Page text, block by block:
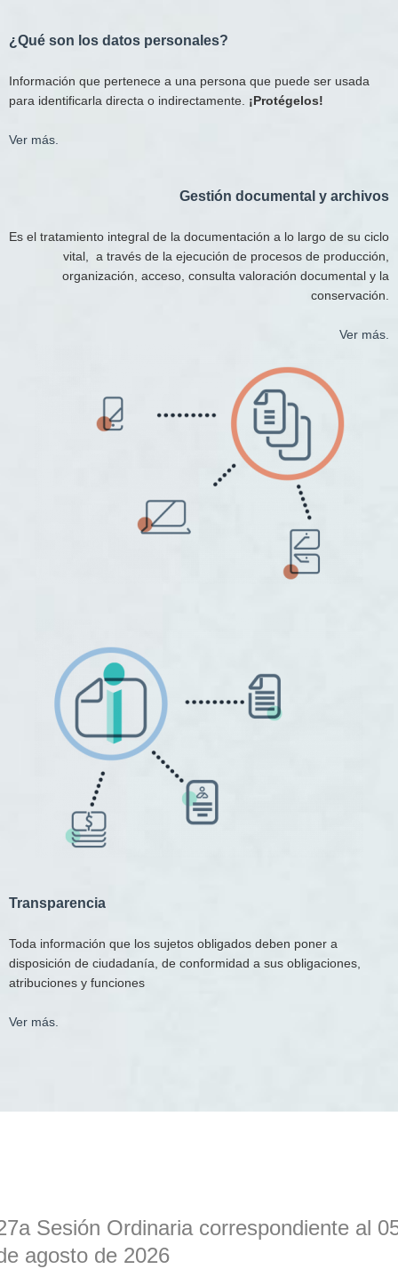
¿Qué son los datos personales?​
Información que pertenece a una persona que puede ser usada
para identificarla directa o indirectamente. ¡Protégelos!
Ver más.
Gestión documental y archivos​
Es el tratamiento integral de la documentación a lo largo de su ciclo
vital, a través de la ejecución de procesos de producción,
organización, acceso, consulta valoración documental y la
conservación.
Ver más.
Transparencia
Toda información que los sujetos obligados deben poner a
disposición de ciudadanía, de conformidad a sus obligaciones,
atribuciones y funciones
Ver más.
Sesión Ordinaria correspondiente al
agosto de 2026